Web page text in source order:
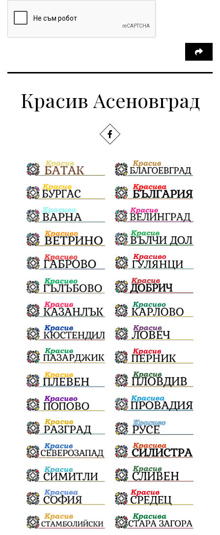
Красив Асеновград